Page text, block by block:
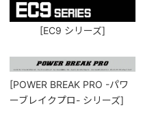
[EC9 シリーズ]
[POWER BREAK PRO -パワ
ーブレイクプロ- シリーズ]